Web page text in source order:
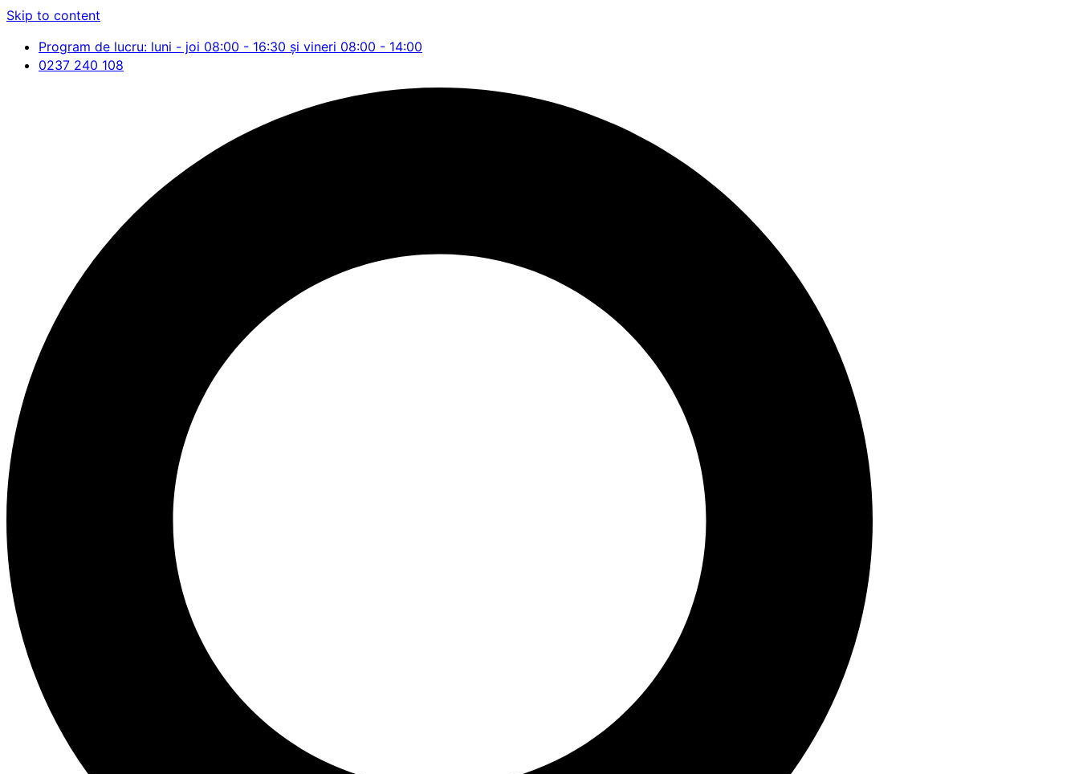
Skip to content
Program de lucru: luni - joi 08:00 - 16:30 și vineri 08:00 - 14:00
0237 240 108